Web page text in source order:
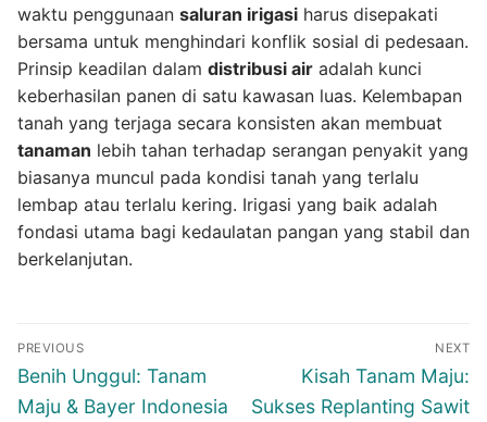
waktu penggunaan saluran irigasi harus disepakati
bersama untuk menghindari konflik sosial di pedesaan.
Prinsip keadilan dalam distribusi air adalah kunci
keberhasilan panen di satu kawasan luas. Kelembapan
tanah yang terjaga secara konsisten akan membuat
tanaman lebih tahan terhadap serangan penyakit yang
biasanya muncul pada kondisi tanah yang terlalu
lembap atau terlalu kering. Irigasi yang baik adalah
fondasi utama bagi kedaulatan pangan yang stabil dan
berkelanjutan.
Navigasi
pos
PREVIOUS
Previous
post:
Benih Unggul: Tanam
Maju & Bayer Indonesia
NEXT
Next
post:
Kisah Tanam Maju:
Sukses Replanting Sawit